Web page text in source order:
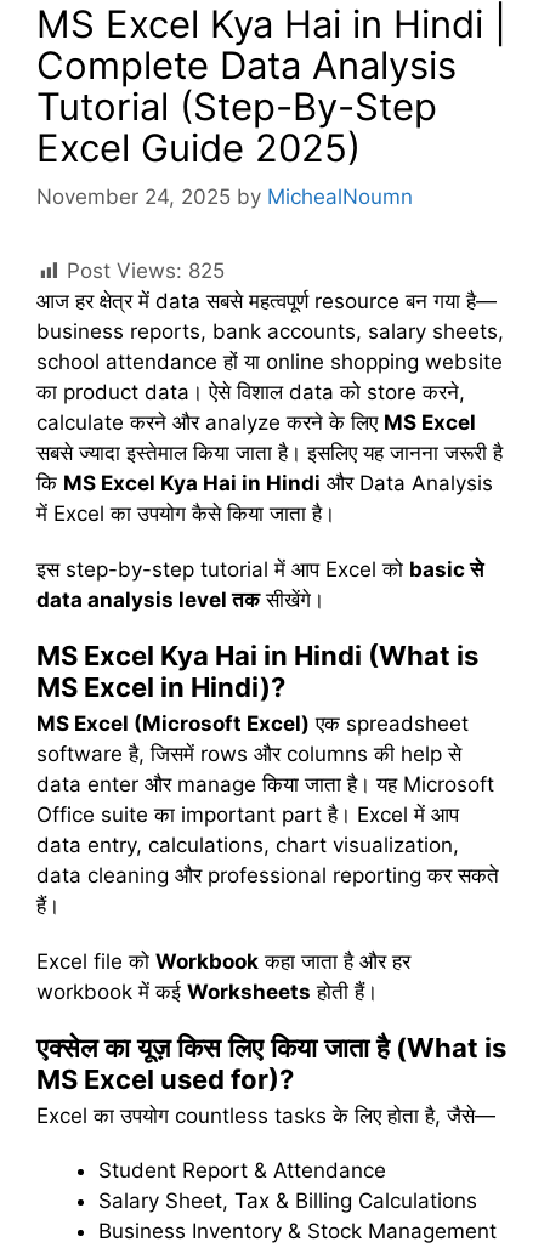
MS Excel Kya Hai in Hindi |
Complete Data Analysis
Tutorial (Step-By-Step
Excel Guide 2025)
November 24, 2025 by MichealNoumn
Post Views: 825
आज हर क्षेत्र में data सबसे महत्वपूर्ण resource बन गया है—
business reports, bank accounts, salary sheets,
school attendance हों या online shopping website
का product data। ऐसे विशाल data को store करने,
calculate करने और analyze करने के लिए MS Excel
सबसे ज्यादा इस्तेमाल किया जाता है। इसलिए यह जानना जरूरी है
कि MS Excel Kya Hai in Hindi और Data Analysis
में Excel का उपयोग कैसे किया जाता है।
इस step-by-step tutorial में आप Excel को basicसे
data analysis levelतकसीखेंगे।
MS Excel Kya Hai in Hindi (What is
MS Excel in Hindi)?
MS Excel (Microsoft Excel) एक spreadsheet
software है, जिसमें rows और columns की help से
data enter और manage किया जाता है। यह Microsoft
Office suite का important part है। Excel में आप
data entry, calculations, chart visualization,
data cleaning और professional reporting कर सकते
हैं।
Excel file को Workbook कहा जाता है और हर
workbook में कई Worksheets होती हैं।
एक्सेल का यूज़ किस लिए किया जाता है(What is
MS Excel used for)?
Excel का उपयोग countless tasks के लिए होता है, जैसे—
Student Report & Attendance
Salary Sheet, Tax & Billing Calculations
Business Inventory & Stock Management